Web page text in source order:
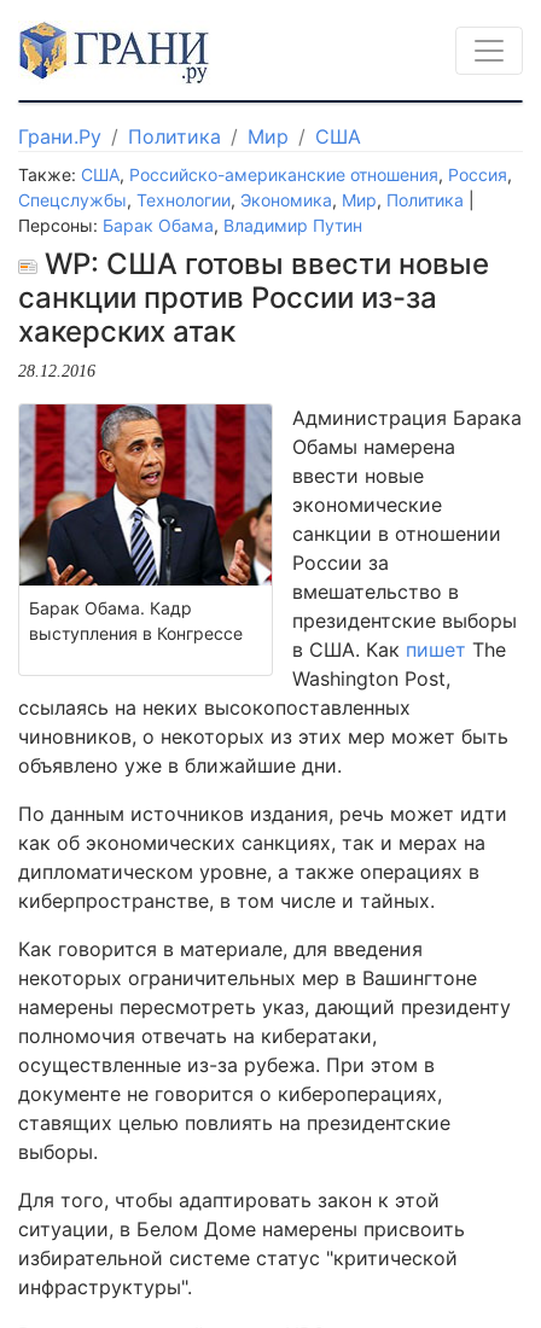
Грани.Ру Политика Мир США
Также: США, Российско-американские отношения, Россия,
Спецслужбы, Технологии, Экономика, Мир, Политика
Персоны: Барак Обама, Владимир Путин
WP: США готовы ввести новые
санкции против России из-за
хакерских атак
28.12.2016
Барак Обама. Кадр
выступления в Конгрессе
Администрация Барака
Обамы намерена
ввести новые
экономические
санкции в отношении
России за
вмешательство в
президентские выборы
в США. Как пишет The
Washington Post,
ссылаясь на неких высокопоставленных
чиновников, о некоторых из этих мер может быть
объявлено уже в ближайшие дни.
По данным источников издания, речь может идти
как об экономических санкциях, так и мерах на
дипломатическом уровне, а также операциях в
киберпространстве, в том числе и тайных.
Как говорится в материале, для введения
некоторых ограничительных мер в Вашингтоне
намерены пересмотреть указ, дающий президенту
полномочия отвечать на кибератаки,
осуществленные из-за рубежа. При этом в
документе не говорится о кибероперациях,
ставящих целью повлиять на президентские
выборы.
Для того, чтобы адаптировать закон к этой
ситуации, в Белом Доме намерены присвоить
избирательной системе статус "критической
инфраструктуры".